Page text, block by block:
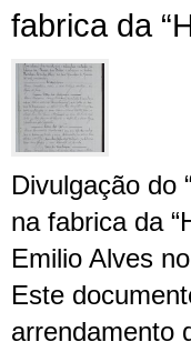
fabrica da
Divulgação do
na fabrica da
Emilio Alves
Este
arrendamento